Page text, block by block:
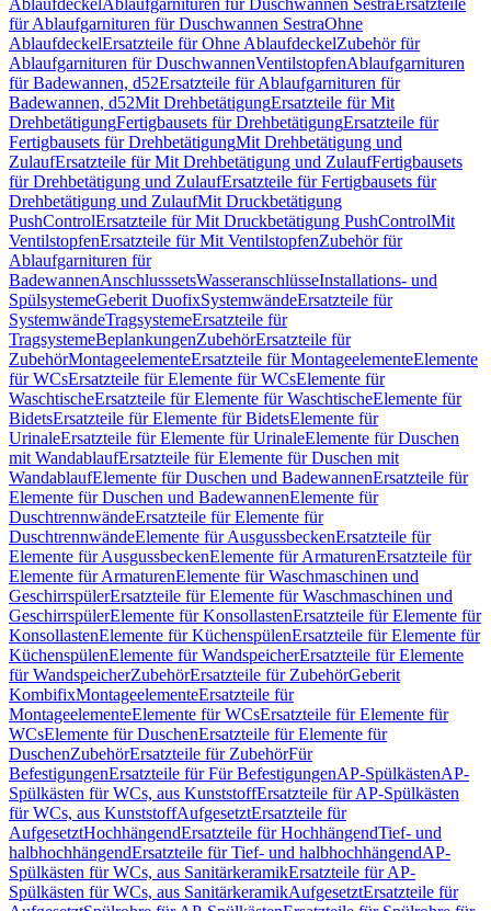
AblaufdeckelAblaufgarnituren für Duschwannen SestraErsatzteile
für Ablaufgarnituren für Duschwannen SestraOhne
AblaufdeckelErsatzteile für Ohne AblaufdeckelZubehör für
Ablaufgarnituren für DuschwannenVentilstopfenAblaufgarnituren
für Badewannen, d52Ersatzteile für Ablaufgarnituren für
Badewannen, d52Mit DrehbetätigungErsatzteile für Mit
DrehbetätigungFertigbausets für DrehbetätigungErsatzteile für
Fertigbausets für DrehbetätigungMit Drehbetätigung und
ZulaufErsatzteile für Mit Drehbetätigung und ZulaufFertigbausets
für Drehbetätigung und ZulaufErsatzteile für Fertigbausets für
Drehbetätigung und ZulaufMit Druckbetätigung
PushControlErsatzteile für Mit Druckbetätigung PushControlMit
VentilstopfenErsatzteile für Mit VentilstopfenZubehör für
Ablaufgarnituren für
BadewannenAnschlusssetsWasseranschlüsseInstallations- und
SpülsystemeGeberit DuofixSystemwändeErsatzteile für
SystemwändeTragsystemeErsatzteile für
TragsystemeBeplankungenZubehörErsatzteile für
ZubehörMontageelementeErsatzteile für MontageelementeElemente
für WCsErsatzteile für Elemente für WCsElemente für
WaschtischeErsatzteile für Elemente für WaschtischeElemente für
BidetsErsatzteile für Elemente für BidetsElemente für
UrinaleErsatzteile für Elemente für UrinaleElemente für Duschen
mit WandablaufErsatzteile für Elemente für Duschen mit
WandablaufElemente für Duschen und BadewannenErsatzteile für
Elemente für Duschen und BadewannenElemente für
DuschtrennwändeErsatzteile für Elemente für
DuschtrennwändeElemente für AusgussbeckenErsatzteile für
Elemente für AusgussbeckenElemente für ArmaturenErsatzteile für
Elemente für ArmaturenElemente für Waschmaschinen und
GeschirrspülerErsatzteile für Elemente für Waschmaschinen und
GeschirrspülerElemente für KonsollastenErsatzteile für Elemente für
KonsollastenElemente für KüchenspülenErsatzteile für Elemente für
KüchenspülenElemente für WandspeicherErsatzteile für Elemente
für WandspeicherZubehörErsatzteile für ZubehörGeberit
KombifixMontageelementeErsatzteile für
MontageelementeElemente für WCsErsatzteile für Elemente für
WCsElemente für DuschenErsatzteile für Elemente für
DuschenZubehörErsatzteile für ZubehörFür
BefestigungenErsatzteile für Für BefestigungenAP-SpülkästenAP-
Spülkästen für WCs, aus KunststoffErsatzteile für AP-Spülkästen
für WCs, aus KunststoffAufgesetztErsatzteile für
AufgesetztHochhängendErsatzteile für HochhängendTief- und
halbhochhängendErsatzteile für Tief- und halbhochhängendAP-
Spülkästen für WCs, aus SanitärkeramikErsatzteile für AP-
Spülkästen für WCs, aus SanitärkeramikAufgesetztErsatzteile für